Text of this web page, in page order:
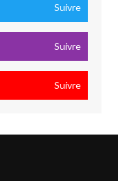
Suivre
Suivre
Suivre